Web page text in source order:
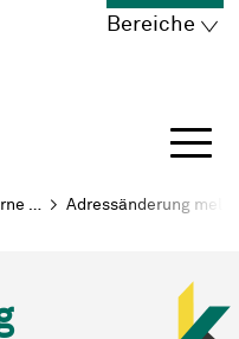
Kriens
Bereiche
… Adressänderung